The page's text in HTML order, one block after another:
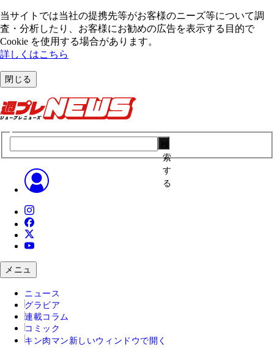
当サイトでは当社の提携先等がお客様のニーズ等について調
査・分析したり、お客様にお勧めの広告を表⽰する⽬的で
Cookie を使⽤する場合があります。
詳しくはこちら
閉じる
索
す
る
メニュ
ニュース
グラビア
連載コラム
コミック
キン肉マン 新しいウィンドウで開く